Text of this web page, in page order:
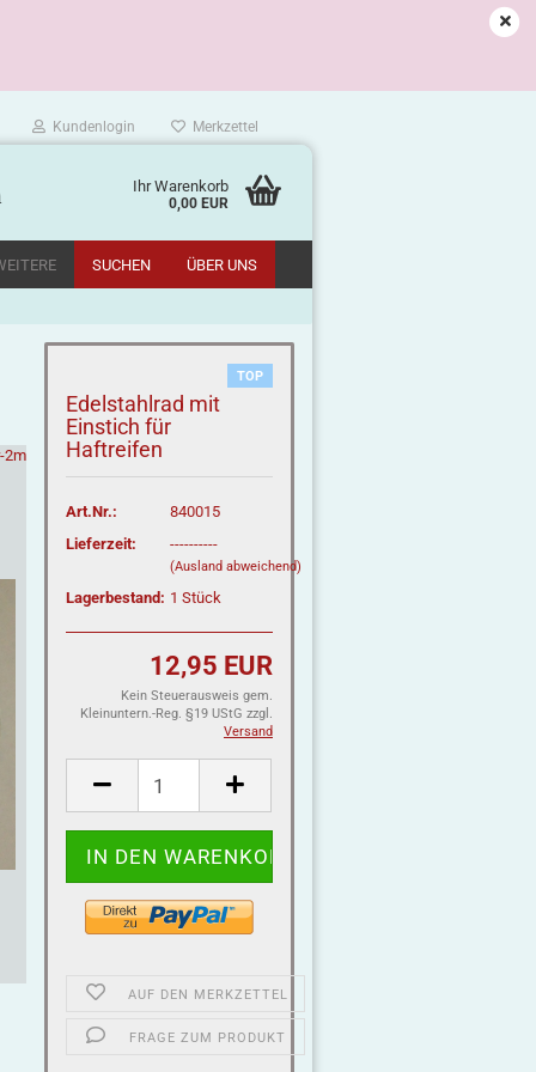
Kundenlogin Merkzettel
Ihr Warenkorb
0,00 EUR
SUCHEN ÜBER UNS
TOP
Edelstahlrad mit
Einstich für
Haftreifen
Art.Nr.:
840015
Lieferzeit:
----------
(Ausland abweichend)
Lagerbestand: 1Stück
12,95 EUR
Kein Steuerausweis gem.
Kleinuntern.-Reg. §19 UStG zzgl.
Versand
AUF DEN MERKZETTEL
FRAGE ZUM PRODUKT